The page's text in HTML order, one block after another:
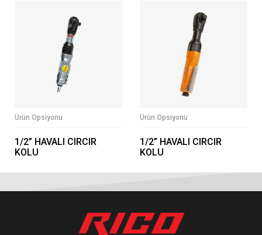
Ürün Opsiyonu
1/2” HAVALI CIRCIR
KOLU
Ürün Opsiyonu
1/2” HAVALI CIRCIR
KOLU